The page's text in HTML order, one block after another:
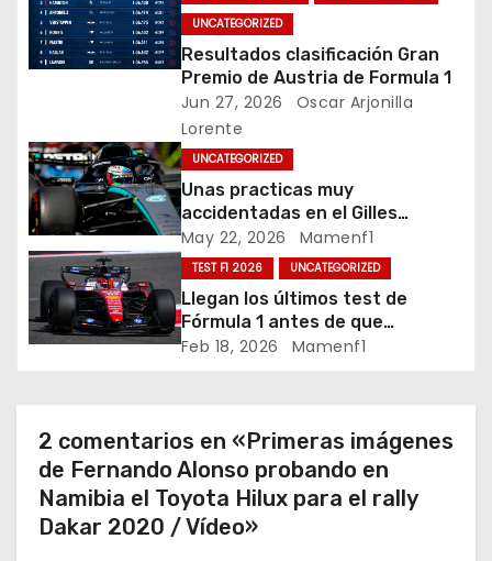
c
i
n
d
e
e
n
r
a
d
UNCATEGORIZED
Resultados clasificación Gran
Premio de Austria de Formula 1
Jun 27, 2026
Oscar Arjonilla
Lorente
UNCATEGORIZED
Unas practicas muy
accidentadas en el Gilles
Villeneuve deja a Fernando en
buena posición, ¿será real?… /
Crónica libes 1 GP Canadá
May 22, 2026 Mamenf1
TEST F1 2026 UNCATEGORIZED
Llegan los últimos test de
Fórmula 1 antes de que
comience la nueva temporada
Feb 18, 2026 Mamenf1
2 comentarios en «Primeras imágenes
de Fernando Alonso probando en
Namibia el Toyota Hilux para el rally
Dakar 2020 / Vídeo»